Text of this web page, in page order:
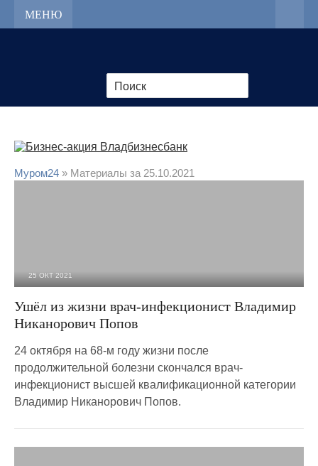
МЕНЮ
Муром24 » Материалы за 25.10.2021
25 ОКТ 2021
Ушёл из жизни врач-инфекционист Владимир
Никанорович Попов
24 октября на 68-м году жизни после
продолжительной болезни скончался врач-
инфекционист высшей квалификационной категории
Владимир Никанорович Попов.